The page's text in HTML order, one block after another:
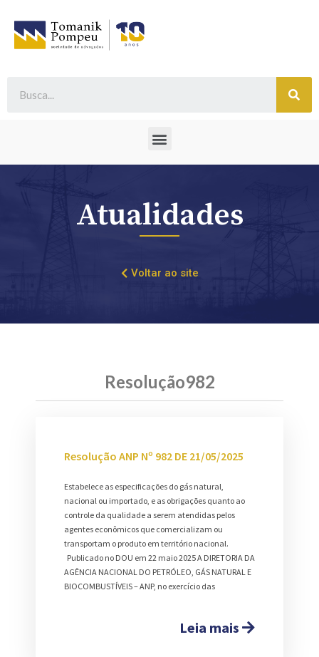
Atualidades
Voltar ao site
Resolução982
Resolução ANP Nº 982 DE 21/05/2025
Estabelece as especificações do gás natural,
nacional ou importado, e as obrigações quanto ao
controle da qualidade a serem atendidas pelos
agentes econômicos que comercializam ou
transportam o produto em território nacional.
Publicado no DOU em 22 maio 2025 A DIRETORIA DA
AGÊNCIA NACIONAL DO PETRÓLEO, GÁS NATURAL E
BIOCOMBUSTÍVEIS – ANP, no exercício das
Leia mais